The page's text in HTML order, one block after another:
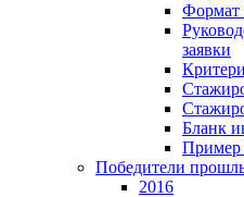
Формат
заявки
Бланк
Пример
Победители
2016